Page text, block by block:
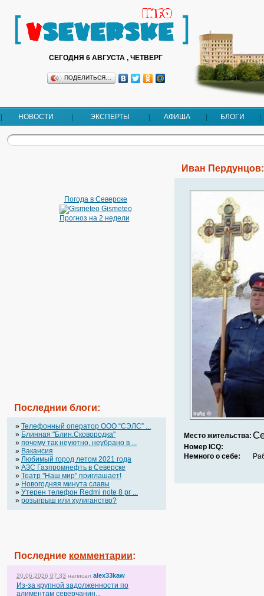
СЕГОДНЯ 6 АВГУСТА , ЧЕТВЕРГ
ПОДЕЛИТЬСЯ…
НОВОСТИ ЭКСПЕРТЫ АФИША БЛОГИ
Погода в Северске
Gismeteo
Прогноз на 2 недели
Последнии блоги:
» Телефонный оператор OOO “СЭЛС” ...
» Блинная "Блин.Сковородка"
» почему так неуютно, неубрано в ...
» Вакансия
» Любимый город летом 2021 года
» АЗС Газпромнефть в Северске
» Театр "Наш мир" приглашает!
» Новогодняя минута славы
» Утерен телефон Redmi note 8 pr ...
» розыгрыш или хулиганство?
Последние комментарии:
20.06.2026 07:33 написал alex33kaw
Из-за крупной задолженности по
алиментам северчанин...
Иван Пердунцов:
Место жительства:
Номер ICQ:
Немного о себе: